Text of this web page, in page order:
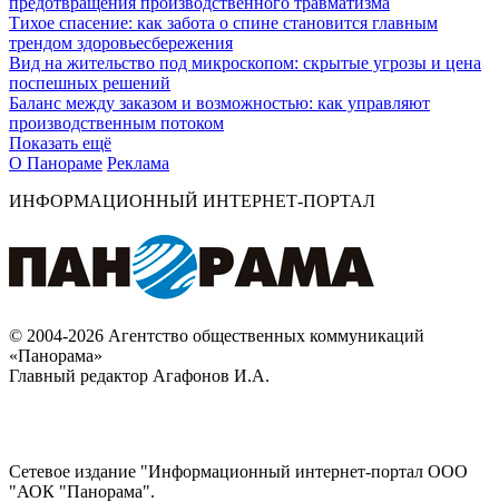
Тихое спасение: как забота о спине становится главным
трендом здоровьесбережения
Вид на жительство под микроскопом: скрытые угрозы и цена
поспешных решений
Баланс между заказом и возможностью: как управляют
производственным потоком
Показать ещё
О Панораме Реклама
ИНФОРМАЦИОННЫЙ ИНТЕРНЕТ-ПОРТАЛ
© 2004-2026 Агентство общественных коммуникаций
«Панорама»
Главный редактор Агафонов И.А.
Сетевое издание "Информационный интернет-портал ООО
"АОК "Панорама".